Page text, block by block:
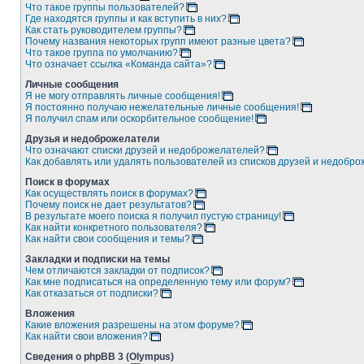
Что такое группы пользователей?
Где находятся группы и как вступить в них?
Как стать руководителем группы?
Почему названия некоторых групп имеют разные цвета?
Что такое группа по умолчанию?
Что означает ссылка «Команда сайта»?
Личные сообщения
Я не могу отправлять личные сообщения!
Я постоянно получаю нежелательные личные сообщения!
Я получил спам или оскорбительное сообщение!
Друзья и недоброжелатели
Что означают списки друзей и недоброжелателей?
Как добавлять или удалять пользователей из списков друзей и
Поиск в форумах
Как осуществлять поиск в форумах?
Почему поиск не дает результатов?
В результате моего поиска я получил пустую страницу!
Как найти конкретного пользователя?
Как найти свои сообщения и темы?
Закладки и подписки на темы
Чем отличаются закладки от подписок?
Как мне подписаться на определенную тему или форум?
Как отказаться от подписки?
Вложения
Какие вложения разрешены на этом форуме?
Как найти свои вложения?
Сведения о phpBB 3 (Olympus)